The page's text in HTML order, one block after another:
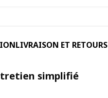
LIVRAISON ET RETOURS
simplifié